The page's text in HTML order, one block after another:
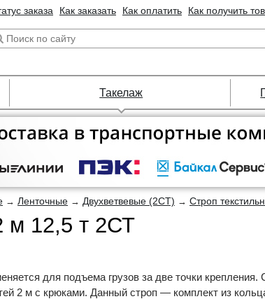
заказа Как заказать Как оплатить Как получить
Такелаж
→ Ленточные → Двухветвевые (2СТ) → Строп
м 12,5 т 2СТ
для подъема грузов за две точки крепления.
2 м с крюками. Данный строп — комплект из